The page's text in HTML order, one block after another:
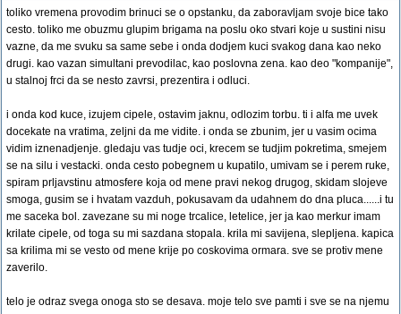
toliko vremena provodim brinuci se o opstanku, da zaboravljam svoje bice tako
cesto. toliko me obuzmu glupim brigama na poslu oko stvari koje u sustini nisu
vazne, da me svuku sa same sebe i onda dodjem kuci svakog dana kao neko
drugi. kao vazan simultani prevodilac, kao poslovna zena. kao deo "kompanije",
u stalnoj frci da se nesto zavrsi, prezentira i odluci.
i onda kod kuce, izujem cipele, ostavim jaknu, odlozim torbu. ti i alfa me uvek
docekate na vratima, zeljni da me vidite. i onda se zbunim, jer u vasim ocima
vidim iznenadjenje. gledaju vas tudje oci, krecem se tudjim pokretima, smejem
se na silu i vestacki. onda cesto pobegnem u kupatilo, umivam se i perem ruke,
spiram prljavstinu atmosfere koja od mene pravi nekog drugog, skidam slojeve
smoga, gusim se i hvatam vazduh, pokusavam da udahnem do dna pluca......i tu
me saceka bol. zavezane su mi noge trcalice, letelice, jer ja kao merkur imam
krilate cipele, od toga su mi sazdana stopala. krila mi savijena, slepljena. kapica
sa krilima mi se vesto od mene krije po coskovima ormara. sve se protiv mene
zaverilo.
telo je odraz svega onoga sto se desava. moje telo sve pamti i sve se na njemu